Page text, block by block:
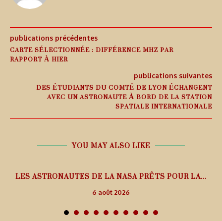
publications précédentes
CARTE SÉLECTIONNÉE : DIFFÉRENCE MHZ PAR
RAPPORT À HIER
publications suivantes
DES ÉTUDIANTS DU COMTÉ DE LYON ÉCHANGENT
AVEC UN ASTRONAUTE À BORD DE LA STATION
SPATIALE INTERNATIONALE
YOU MAY ALSO LIKE
LES ASTRONAUTES DE LA NASA PRÊTS POUR LA...
6 août 2026